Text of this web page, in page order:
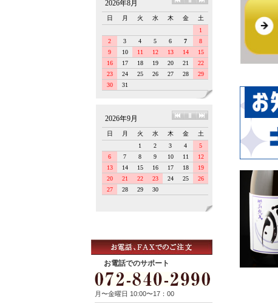
お電話でのサポート
月〜金曜日 10:00〜17：00